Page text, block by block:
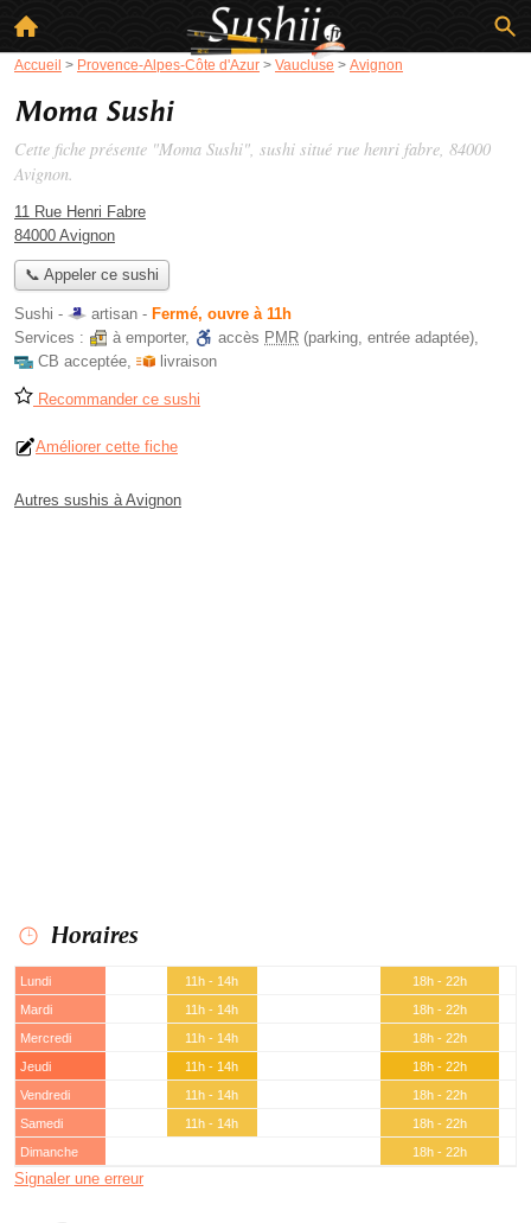
Accueil > Provence-Alpes-Côte d'Azur > Vaucluse > Avignon
Moma Sushi
Cette fiche présente "Moma Sushi", sushi situé rue henri fabre, 84000
Avignon.
11 Rue Henri Fabre
84000 Avignon
📞 Appeler ce sushi
Sushi - artisan - Fermé, ouvre à 11h
Services :
à emporter, accès PMR (parking, entrée adaptée),
CB acceptée, livraison
Recommander ce sushi
Améliorer cette fiche
Autres sushis à Avignon
Horaires
Lundi 11h - 14h
18h - 22h
Mardi
11h - 14h
18h - 22h
Mercredi
11h - 14h
18h - 22h
Jeudi
11h - 14h
18h - 22h
Vendredi
11h - 14h
18h - 22h
Samedi
11h - 14h
18h - 22h
Dimanche
18h - 22h
Signaler une erreur